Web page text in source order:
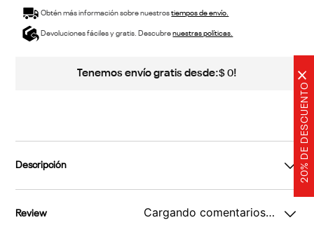
20% DE DESCUENTO
×
Obtén más información sobre nuestrostiempos de envío.
Devoluciones fáciles y gratis. Descubrenuestras políticas.
Tenemos envío gratis desde:$ 0!
Descripción
Review Cargando comentarios…